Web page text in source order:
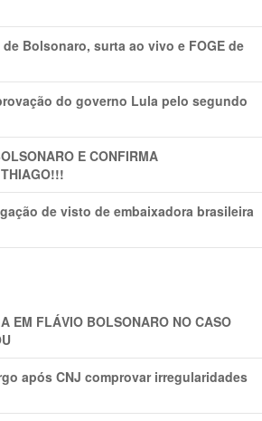
Bolsonaro, surta ao vivo e FOGE de
do governo Lula pelo segundo
E CONFIRMA
de visto de embaixadora brasileira
EM FLÁVIO BOLSONARO NO CASO
após CNJ comprovar irregularidades